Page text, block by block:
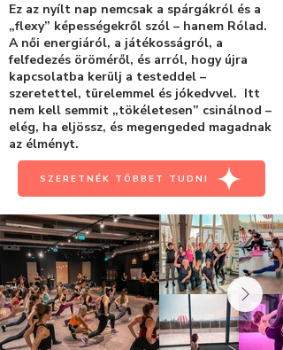
Ez az nyílt nap nemcsak a spárgákról és a
„flexy” képességekről szól – hanem Rólad.
A női energiáról, a játékosságról, a
felfedezés öröméről, és arról, hogy újra
kapcsolatba kerülj a testeddel –
szeretettel, türelemmel és jókedvvel. Itt
nem kell semmit „tökéletesen” csinálnod –
elég, ha eljössz, és megengeded magadnak
az élményt.
SZERETNÉK TÖBBET TUDNI